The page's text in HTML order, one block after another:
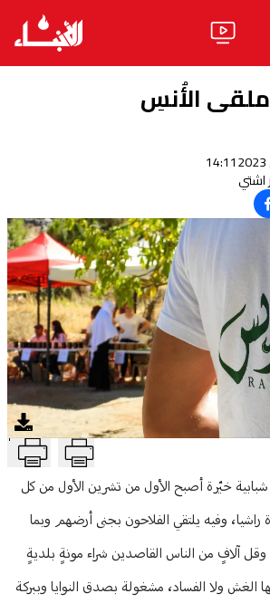
الأُنسِ
14:11
اشتي
T
خيّرة أصبح الأول من تشرين الأول من كل
وفيه يلتقي الفلاحون بجنى أرضهم وبما
آلافٍ من الناس القاصدين شراء مونةٍ بلديةٍ
ولا الفساد، مشغولة بصدق النوايا وببركة